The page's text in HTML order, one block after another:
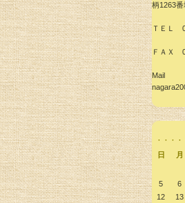
柄1263番
ＴＥＬ
ＦＡＸ
Mail
日 月
5
6
12
13